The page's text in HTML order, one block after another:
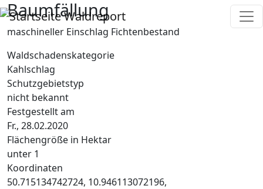
Direkt zum Inhalt
Waldreport
Baumfällung
maschineller Einschlag Fichtenbestand
Waldschadenskategorie
Kahlschlag
Schutzgebietstyp
nicht bekannt
Festgestellt am
Fr., 28.02.2020
Flächengröße in Hektar
unter 1
Koordinaten
50.715134742724, 10.946113072196,